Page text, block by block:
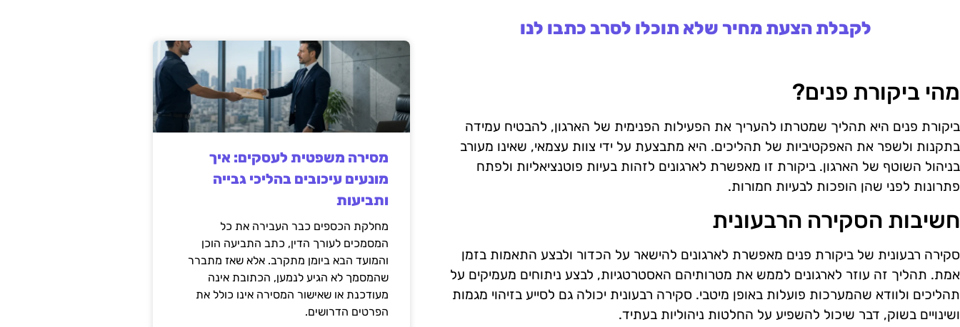
לקבלת הצעת מחיר שלא תוכלו לסרב כתבו לנו
מהי ביקורת פנים?
ביקורת פנים היא תהליך שמטרתו להעריך את הפעילות הפנימית של הארגון, להבטיח עמידה
בתקנות ולשפר את האפקטיביות של תהליכים. היא מתבצעת על ידי צוות עצמאי, שאינו מעורב
בניהול השוטף של הארגון. ביקורת זו מאפשרת לארגונים לזהות בעיות פוטנציאליות ולפתח
פתרונות לפני שהן הופכות לבעיות חמורות.
חשיבות הסקירה הרבעונית
סקירה רבעונית של ביקורת פנים מאפשרת לארגונים להישאר על הכדור ולבצע התאמות בזמן
אמת. תהליך זה עוזר לארגונים לממש את מטרותיהם האסטרטגיות, לבצע ניתוחים מעמיקים על
תהליכים ולוודא שהמערכות פועלות באופן מיטבי. סקירה רבעונית יכולה גם לסייע בזיהוי מגמות
ושינויים בשוק, דבר שיכול להשפיע על החלטות ניהוליות בעתיד.
מסירה משפטית לעסקים: איך
מונעים עיכובים בהליכי גבייה
ותביעות
מחלקת הכספים כבר העבירה את כל
המסמכים לעורך הדין, כתב התביעה הוכן
והמועד הבא ביומן מתקרב. אלא שאז מתברר
שהמסמך לא הגיע לנמען, הכתובת אינה
מעודכנת או שאישור המסירה אינו כולל את
הפרטים הדרושים.